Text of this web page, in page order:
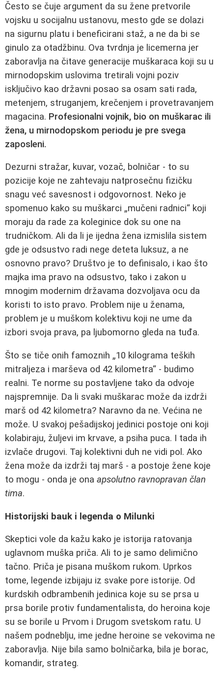
Često se čuje argument da su žene pretvorile
vojsku u socijalnu ustanovu, mesto gde se dolazi
na sigurnu platu i beneficirani staž, a ne da bi se
ginulo za otadžbinu. Ova tvrdnja je licemerna jer
zaboravlja na čitave generacije muškaraca koji su u
mirnodopskim uslovima tretirali vojni poziv
isključivo kao državni posao sa osam sati rada,
metenjem, struganjem, krečenjem i provetravanjem
magacina. Profesionalni vojnik, bio on muškarac ili
žena, u mirnodopskom periodu je pre svega
zaposleni.
Dezurni stražar, kuvar, vozač, bolničar - to su
pozicije koje ne zahtevaju natprosečnu fizičku
snagu već savesnost i odgovornost. Neko je
spomenuo kako su muškarci „mučeni radnici“ koji
moraju da rade za koleginice dok su one na
trudničkom. Ali da li je ijedna žena izmislila sistem
gde je odsustvo radi nege deteta luksuz, a ne
osnovno pravo? Društvo je to definisalo, i kao što
majka ima pravo na odsustvo, tako i zakon u
mnogim modernim državama dozvoljava ocu da
koristi to isto pravo. Problem nije u ženama,
problem je u muškom kolektivu koji ne ume da
izbori svoja prava, pa ljubomorno gleda na tuđa.
Što se tiče onih famoznih „10 kilograma teških
mitraljeza i marševa od 42 kilometra“ - budimo
realni. Te norme su postavljene tako da odvoje
najspremnije. Da li svaki muškarac može da izdrži
marš od 42 kilometra? Naravno da ne. Većina ne
može. U svakoj pešadijskoj jedinici postoje oni koji
kolabiraju, žuljevi im krvave, a psiha puca. I tada ih
izvlače drugovi. Taj kolektivni duh ne vidi pol. Ako
žena može da izdrži taj marš - a postoje žene koje
to mogu - onda je ona apsolutno ravnopravan član
tima.
Historijski bauk i legenda o Milunki
Skeptici vole da kažu kako je istorija ratovanja
uglavnom muška priča. Ali to je samo delimično
tačno. Priča je pisana muškom rukom. Uprkos
tome, legende izbijaju iz svake pore istorije. Od
kurdskih odbrambenih jedinica koje su se prsa u
prsa borile protiv fundamentalista, do heroina koje
su se borile u Prvom i Drugom svetskom ratu. U
našem podneblju, ime jedne heroine se vekovima ne
zaboravlja. Nije bila samo bolničarka, bila je borac,
komandir, strateg.